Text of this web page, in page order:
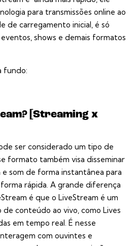
para transmissões online ao
de carregamento inicial, é só
shows e demais formatos
fundo:
[Streaming x
ser considerado um tipo de
formato também visa disseminar
som de forma instantânea para
rápida. A grande diferença
é que o LiveStream é um
de conteúdo ao vivo, como Lives
em tempo real. É nesse
com ouvintes e